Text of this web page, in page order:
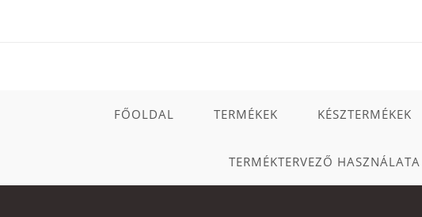
FŐOLDAL TERMÉKEK KÉSZTERMÉKEK
TERMÉKTERVEZŐ HASZNÁLATA